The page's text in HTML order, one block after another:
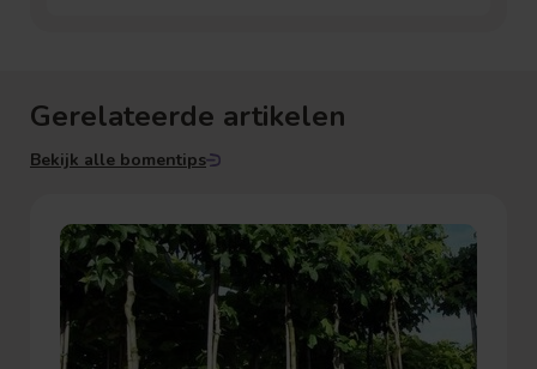
Gerelateerde artikelen
Bekijk alle bomentips